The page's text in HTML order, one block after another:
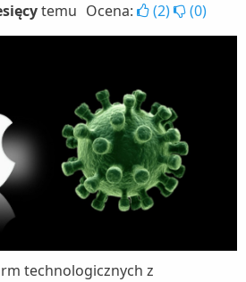
temu Ocena: (2) (0)
technologicznych z